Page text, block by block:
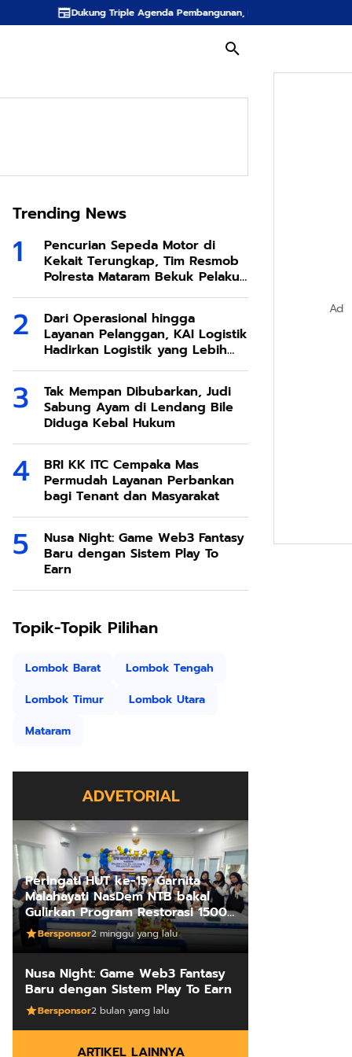
Triple Agenda Pembangunan, Pemprov NTB Mantapkan Manajemen Talenta
Trending News
Pencurian Sepeda Motor di
Kekait Terungkap, Tim Resmob
Polresta Mataram Bekuk Pelaku
di Sesela
Dari Operasional hingga
Layanan Pelanggan, KAI Logistik
Hadirkan Logistik yang Lebih
Ramah Lingkungan
Tak Mempan Dibubarkan, Judi
Sabung Ayam di Lendang Bile
Diduga Kebal Hukum
BRI KK ITC Cempaka Mas
Permudah Layanan Perbankan
bagi Tenant dan Masyarakat
Nusa Night: Game Web3 Fantasy
Baru dengan Sistem Play To
Earn
Topik-Topik Pilihan
Lombok Barat
Lombok Tengah
Lombok Timur
Lombok Utara
Mataram
ADVETORIAL
Peringati HUT ke-15, Garnita
Malahayati NasDem NTB bakal
Gulirkan Program Restorasi 1500
Kakus Sekolah
Bersponsor2 minggu yang lalu
Nusa Night: Game Web3 Fantasy
Baru dengan Sistem Play To Earn
Bersponsor2 bulan yang lalu
ARTIKEL LAINNYA
Ad